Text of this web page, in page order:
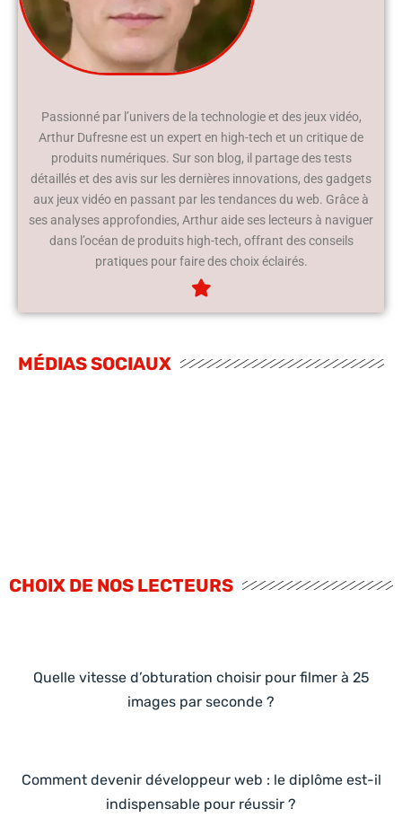
Passionné par l’univers de la technologie et des jeux vidéo,
Arthur Dufresne est un expert en high-tech et un critique de
produits numériques. Sur son blog, il partage des tests
détaillés et des avis sur les dernières innovations, des gadgets
aux jeux vidéo en passant par les tendances du web. Grâce à
ses analyses approfondies, Arthur aide ses lecteurs à naviguer
dans l’océan de produits high-tech, offrant des conseils
pratiques pour faire des choix éclairés.
MÉDIAS SOCIAUX
CHOIX DE NOS LECTEURS
Quelle vitesse d’obturation choisir pour filmer à 25
images par seconde ?
Comment devenir développeur web : le diplôme est-il
indispensable pour réussir ?